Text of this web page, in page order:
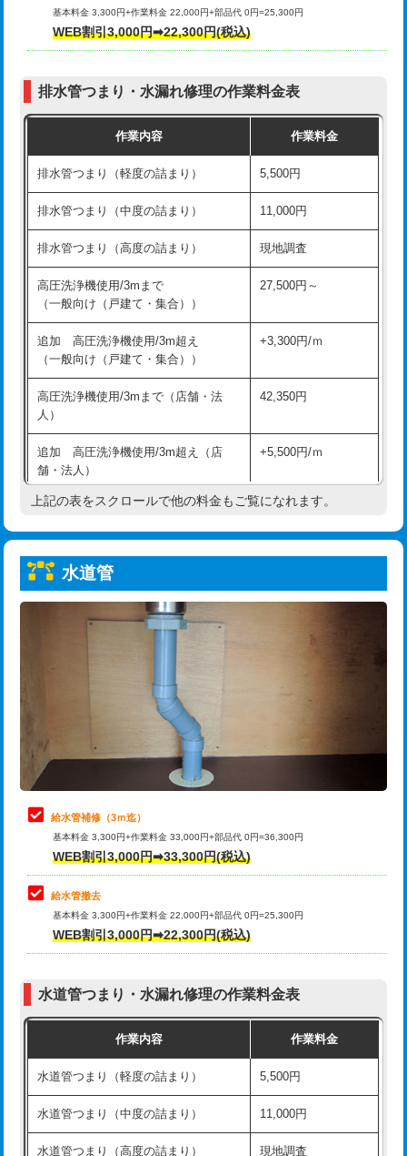
モルタル補修（厚さ10㎝超え）
追加人工 16,500円
現場見積
※給水管工事は20mmまでの価格です。
交換・取付(排水栓・排水トラップ
交換・取付（その他部品） 11,000円+材料費
持込商品取付（単水栓） 13,200円
持込商品取付（混合水栓） 16,500円
持込商品取付（浄水器・分岐水栓） 16,500円
給水管工事※（ホール加工) 16,500円
給水管工事※（バンド止め) 3,300円
給水管工事※（支持金具設置)
給水管工事※（保温材使用（バンド止
め込み）)
5,500円
給水管工事※（土の掘削・埋め戻し作
業)
11,000円
給水管工事※（塩ビ管（VP・HI）使
用/3ｍまで)
33,000円
給水管工事※（塩ビ管（VP・HI）使
+8,800円
給水管工事※（ライニング鋼管・銅
管・ポリ管・HT管使用/3ｍまで)
給水管工事※（ライニング鋼管・銅
管・ポリ管・HT管使用/3ｍ超え)
排水管工事（土の掘削・埋め戻し作
11,000円~
排水管工事（排水管工事/3ｍまで） 55,000円
排水管工事（追加 排水管工事/3ｍ超
マス交換（土の掘削・埋め戻し作業）
マス交換（深さ50㎝未満）
マス交換（深さ50㎝以上）
コンクリート斫り（厚さ10㎝まで）
モルタル補修（厚さ10㎝超え） 38,500円
洗面台設置 38,500円
化粧台設置 22,000円
基本料金 3,300円+作業料金 22,000円+部品代 0円=25,300円
WEB割引3,000円➡22,300円(税込)
排水管つまり・水漏れ修理の作業料金表
作業内容 作業料金
排水管つまり（軽度の詰まり） 5,500円
排水管つまり（中度の詰まり） 11,000円
排水管つまり（高度の詰まり） 現地調査
高圧洗浄機使用/3mまで
（一般向け（戸建て・集合））
27,500円～
追加 高圧洗浄機使用/3m超え
（一般向け（戸建て・集合））
+3,300円/ｍ
高圧洗浄機使用/3mまで（店舗・法
人）
42,350円
追加 高圧洗浄機使用/3m超え（店
舗・法人）
+5,500円/ｍ
高度高圧洗浄換 現地調査
トーラー機使用/3mまで
追加トーラー機使用/3m超え
33,000円
8,800円
止水・漏水調査・防水処理・清掃・修
理・調整・分解・加工など（軽作業）
11,000円
止水・漏水調査・防水処理・清掃・修
理・調整・分解・加工など（中作業）
止水・漏水調査・防水処理・清掃・修
理・調整・分解・加工など（重作業）
33,000円
その他部品の脱着
交換・取付（タンク）
式）)
式・ワンホール）)
交換・取付(排水栓・排水トラップ
22,000円+材料費
上記の表をスクロールで他の料金もご覧になれます。
水道管
給水管補修（3ｍ迄）
基本料金 3,300円+作業料金 33,000円+部品代 0円=36,300円
WEB割引3,000円➡33,300円(税込)
給水管撤去
基本料金 3,300円+作業料金 22,000円+部品代 0円=25,300円
WEB割引3,000円➡22,300円(税込)
水道管つまり・水漏れ修理の作業料金表
作業内容 作業料金
水道管つまり（軽度の詰まり） 5,500円
水道管つまり（中度の詰まり） 11,000円
水道管つまり（高度の詰まり） 現地調査